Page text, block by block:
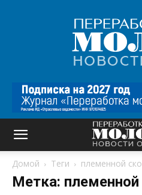
Домой Теги племенной
Метка: племенной